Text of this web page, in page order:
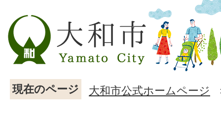
現在のページ 大和市公式ホームページ